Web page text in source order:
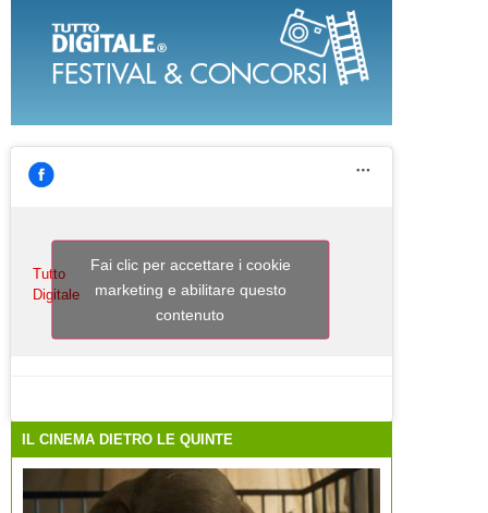
Tutto
Digitale
Fai clic per accettare i cookie
marketing e abilitare questo
contenuto
IL CINEMA DIETRO LE QUINTE